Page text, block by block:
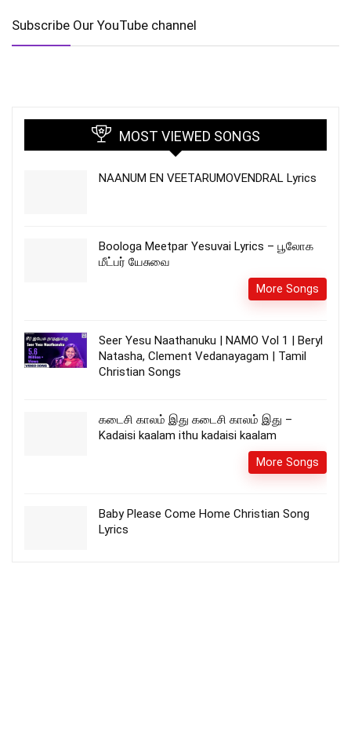
Subscribe Our YouTube channel
MOST VIEWED SONGS
NAANUM EN VEETARUMOVENDRAL Lyrics
Boologa Meetpar Yesuvai Lyrics – பூலோக
மீட்பர் யேசுவை
More Songs
Seer Yesu Naathanuku | NAMO Vol 1 | Beryl
Natasha, Clement Vedanayagam | Tamil
Christian Songs
கடைசி காலம் இது கடைசி காலம் இது –
Kadaisi kaalam ithu kadaisi kaalam
More Songs
Baby Please Come Home Christian Song
Lyrics